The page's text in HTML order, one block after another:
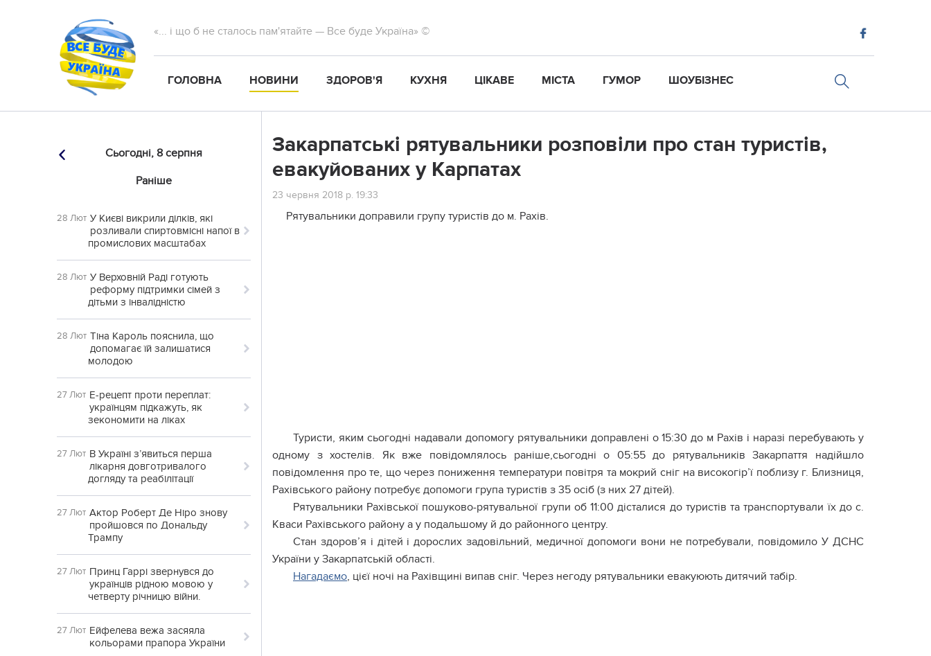
«... і що б не сталось пам'ятайте — Все буде Україна» ©
ГОЛОВНА НОВИНИ ЗДОРОВ'Я КУХНЯ ЦІКАВЕ МІСТА ГУМОР ШОУБІЗНЕС
Сьогодні, 8 серпня
Раніше
28 Лют У Києві викрили ділків, які
розливали спиртовмісні напої в
промислових масштабах
28 Лют У Верховній Раді готують
реформу підтримки сімей з
дітьми з інвалідністю
28 Лют Тіна Кароль пояснила, що
допомагає їй залишатися
молодою
27 Лют Е-рецепт проти переплат:
українцям підкажуть, як
зекономити на ліках
27 Лют В Україні з’явиться перша
лікарня довготривалого
догляду та реабілітації
27 Лют Актор Роберт Де Ніро знову
пройшовся по Дональду
Трампу
27 Лют Принц Гаррі звернувся до
українців рідною мовою у
четверту річницю війни.
27 Лют Ейфелева вежа засяяла
кольорами прапора України
Закарпатські рятувальники розповіли про стан туристів,
евакуйованих у Карпатах
23 червня 2018 р. 19:33
Рятувальники доправили групу туристів до м. Рахів.
Туристи, яким сьогодні надавали допомогу рятувальники доправлені о 15:30 до м Рахів і наразі перебувають у
одному з хостелів. Як вже повідомлялось раніше,сьогодні о 05:55 до рятувальників Закарпаття надійшло
повідомлення про те, що через пониження температури повітря та мокрий сніг на високогір’ї поблизу г. Близниця,
Рахівського району потребує допомоги група туристів з 35 осіб (з них 27 дітей).
Рятувальники Рахівської пошуково-рятувальної групи об 11:00 дісталися до туристів та транспортували їх до с.
Кваси Рахівського району а у подальшому й до районного центру.
Стан здоров’я і дітей і дорослих задовільний, медичної допомоги вони не потребували, повідомило У ДСНС
України у Закарпатській області.
Нагадаємо, цієї ночі на Рахівщині випав сніг. Через негоду рятувальники евакуюють дитячий табір.